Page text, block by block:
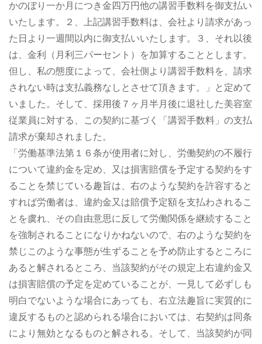
かのぼり一か月につき金四万円他の講習手数料を御支払い
いたします。２、上記講習手数料は、会社より請求があっ
た日より一週間以内に御支払いいたします。３、それ以後
は、金利（月利三パーセント）を加算することとします。
但し、私の態度によって、会社側より講習手数料を、請求
されない時は支払義務なしとさせて頂きます。」と定めて
いました。そして、採用後７ヶ月半月後に退社した美容室
従業員に対する、この契約に基づく「講習手数料」の支払
請求が棄却されました。
「労働基準法第１６条が使用者に対し、労働契約の不履行
について違約金を定め、又は損害賠償を予定する契約をす
ることを禁じている趣旨は、右のような契約を許容すると
すれば労働者は、違約金又は賠償予定額を支払わされるこ
とを虞れ、その自由意思に反して労働関係を継続すること
を強制されることになりかねないので、右のような契約を
禁じこのような事態が生ずることを予め防止するところに
あると解されるところ、当該契約がその規定上右違約金又
は損害賠償の予定を定めていることが、一見して必ずしも
明白でないような場合にあっても、右立法趣旨に実質的に
違反するものと認められる場合においては、右契約は同条
により無効となるものと解される。そして、当該契約が同